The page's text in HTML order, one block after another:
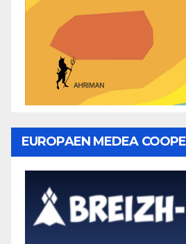
EUROPAEN MEDEA